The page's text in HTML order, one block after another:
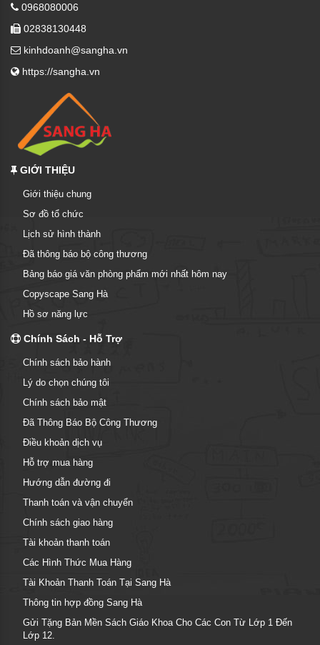
0968080006
02838130448
kinhdoanh@sangha.vn
https://sangha.vn
GIỚI THIỆU
Giới thiệu chung
Sơ đồ tổ chức
Lịch sử hình thành
Đã thông báo bộ công thương
Bảng báo giá văn phòng phẩm mới nhất hôm nay
Copyscape Sang Hà
Hồ sơ năng lực
Chính Sách - Hỗ Trợ
Chính sách bảo hành
Lý do chọn chúng tôi
Chính sách bảo mật
Đã Thông Báo Bộ Công Thương
Điều khoản dịch vụ
Hỗ trợ mua hàng
Hướng dẫn đường đi
Thanh toán và vận chuyển
Chính sách giao hàng
Tài khoản thanh toán
Các Hình Thức Mua Hàng
Tài Khoản Thanh Toán Tại Sang Hà
Thông tin hợp đồng Sang Hà
Gửi Tặng Bản Mền Sách Giáo Khoa Cho Các Con Từ Lớp 1 Đến
Lớp 12.